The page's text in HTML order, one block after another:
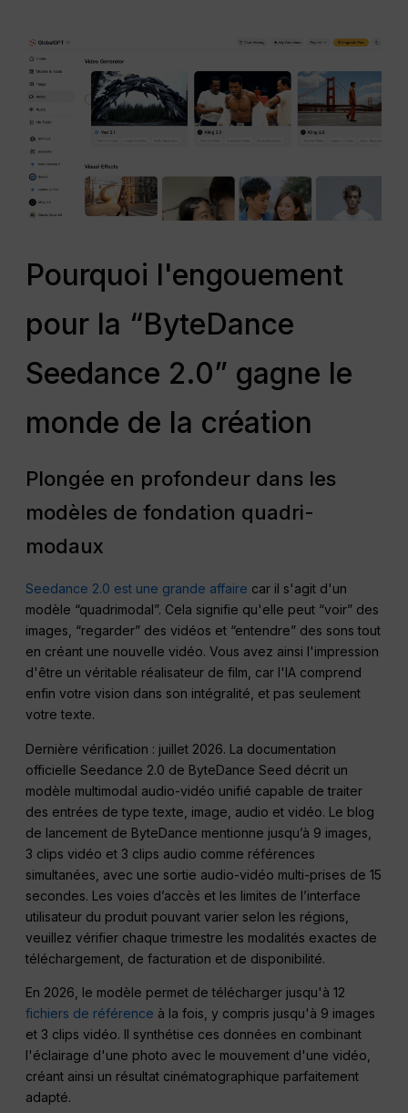
Pourquoi l'engouement
pour la “ByteDance
Seedance 2.0” gagne le
monde de la création
Plongée en profondeur dans les
modèles de fondation quadri-
modaux
Seedance 2.0 est une grande affaire car il s'agit d'un
modèle “quadrimodal”. Cela signifie qu'elle peut “voir” des
images, “regarder” des vidéos et “entendre” des sons tout
en créant une nouvelle vidéo. Vous avez ainsi l'impression
d'être un véritable réalisateur de film, car l'IA comprend
enfin votre vision dans son intégralité, et pas seulement
votre texte.
Dernière vérification : juillet 2026. La documentation
officielle Seedance 2.0 de ByteDance Seed décrit un
modèle multimodal audio-vidéo unifié capable de traiter
des entrées de type texte, image, audio et vidéo. Le blog
de lancement de ByteDance mentionne jusqu’à 9 images,
3 clips vidéo et 3 clips audio comme références
simultanées, avec une sortie audio-vidéo multi-prises de 15
secondes. Les voies d’accès et les limites de l’interface
utilisateur du produit pouvant varier selon les régions,
veuillez vérifier chaque trimestre les modalités exactes de
téléchargement, de facturation et de disponibilité.
En 2026, le modèle permet de télécharger jusqu'à 12
fichiers de référence à la fois, y compris jusqu'à 9 images
et 3 clips vidéo. Il synthétise ces données en combinant
l'éclairage d'une photo avec le mouvement d'une vidéo,
créant ainsi un résultat cinématographique parfaitement
adapté.